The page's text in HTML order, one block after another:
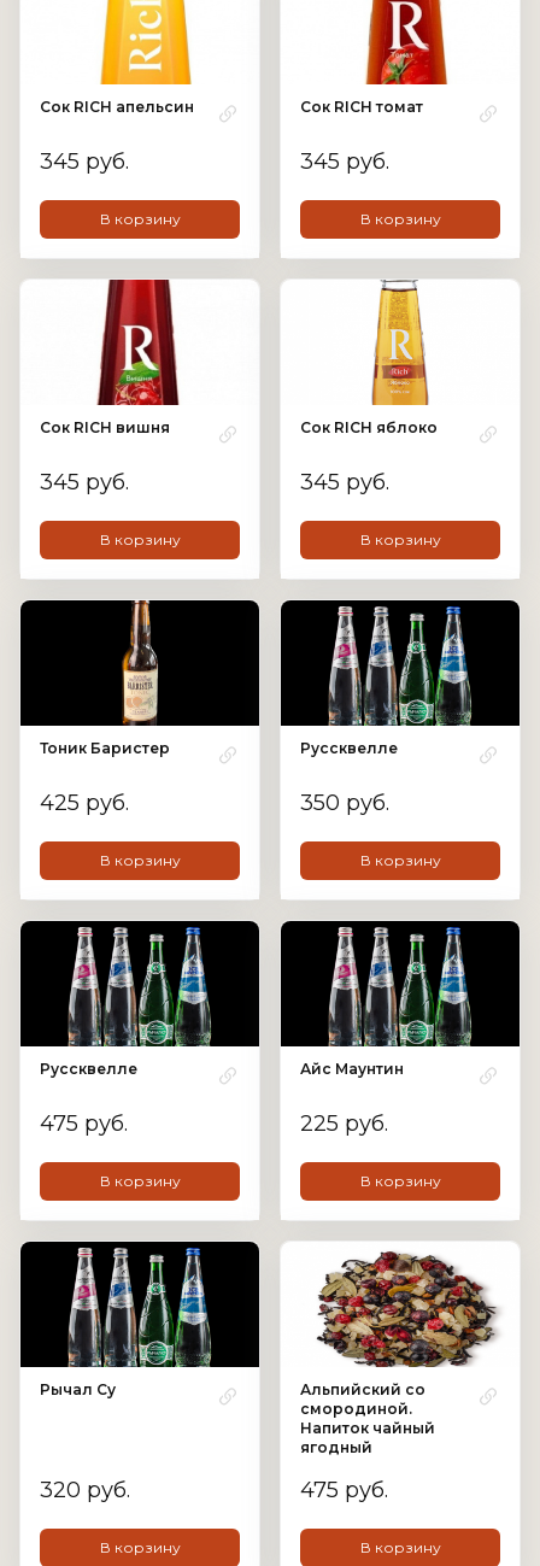
Сок RICH апельсин
345 руб.
В корзину
Сок RICH томат
345 руб.
В корзину
Сок RICH вишня
345 руб.
В корзину
Сок RICH яблоко
345 руб.
В корзину
Тоник Баристер
425 руб.
В корзину
Руссквелле
350 руб.
В корзину
Руссквелле
475 руб.
В корзину
Айс Маунтин
225 руб.
В корзину
Рычал Су
320 руб.
В корзину
Альпийский со
смородиной.
Напиток чайный
ягодный
475 руб.
В корзину